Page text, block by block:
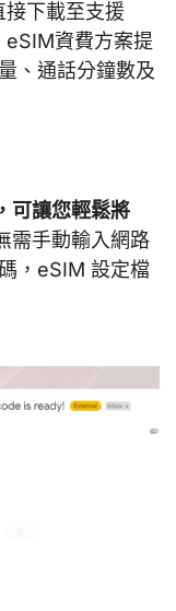
接下載至支援
資費方案提
、通話分鐘數及
可讓您輕鬆將
需手動輸入網路
，eSIM 設定檔